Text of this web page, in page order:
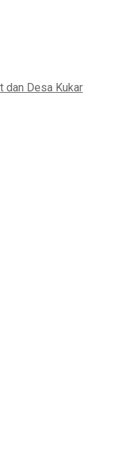
dan Desa Kukar